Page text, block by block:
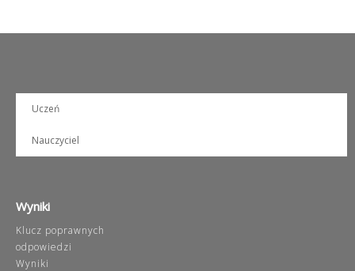
Uczeń
Nauczyciel
Wyniki
Klucz poprawnych
odpowiedzi
Wyniki